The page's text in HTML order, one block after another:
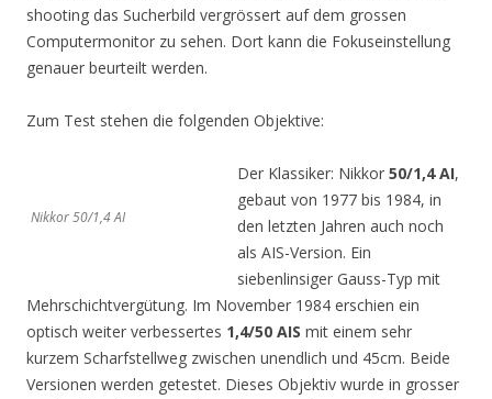
shooting das Sucherbild vergrössert auf dem grossen
Computermonitor zu sehen. Dort kann die Fokuseinstellung
genauer beurteilt werden.
Zum Test stehen die folgenden Objektive:
Nikkor 50/1,4 AI
Der Klassiker: Nikkor 50/1,4 AI,
gebaut von 1977 bis 1984, in
den letzten Jahren auch noch
als AIS-Version. Ein
siebenlinsiger Gauss-Typ mit
Mehrschichtvergütung. Im November 1984 erschien ein
optisch weiter verbessertes 1,4/50 AIS mit einem sehr
kurzem Scharfstellweg zwischen unendlich und 45cm. Beide
Versionen werden getestet. Dieses Objektiv wurde in grosser